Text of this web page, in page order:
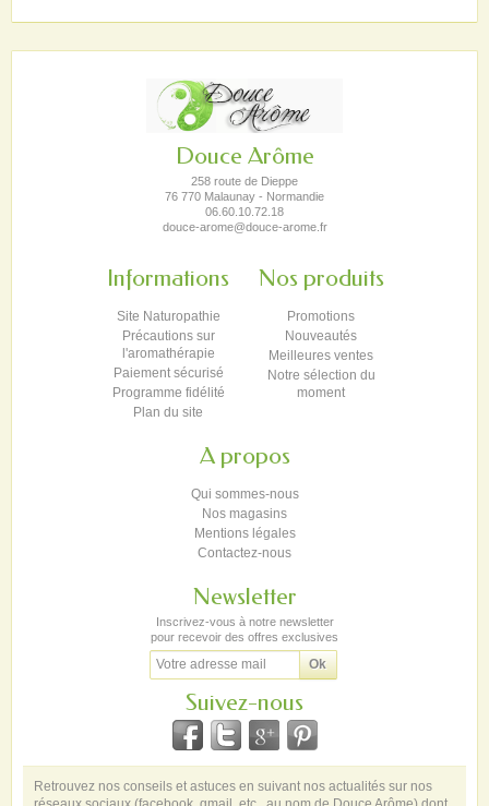
Douce Arôme
258 route de Dieppe
76 770 Malaunay - Normandie
06.60.10.72.18
douce-arome@douce-arome.fr
Informations
Site Naturopathie
Précautions sur
l'aromathérapie
Paiement sécurisé
Programme fidélité
Plan du site
Nos produits
Promotions
Nouveautés
Meilleures ventes
Notre sélection du
moment
A propos
Qui sommes-nous
Nos magasins
Mentions légales
Contactez-nous
Newsletter
Inscrivez-vous à notre newsletter
pour recevoir des offres exclusives
Suivez-nous
Retrouvez nos conseils et astuces en suivant nos actualités sur nos